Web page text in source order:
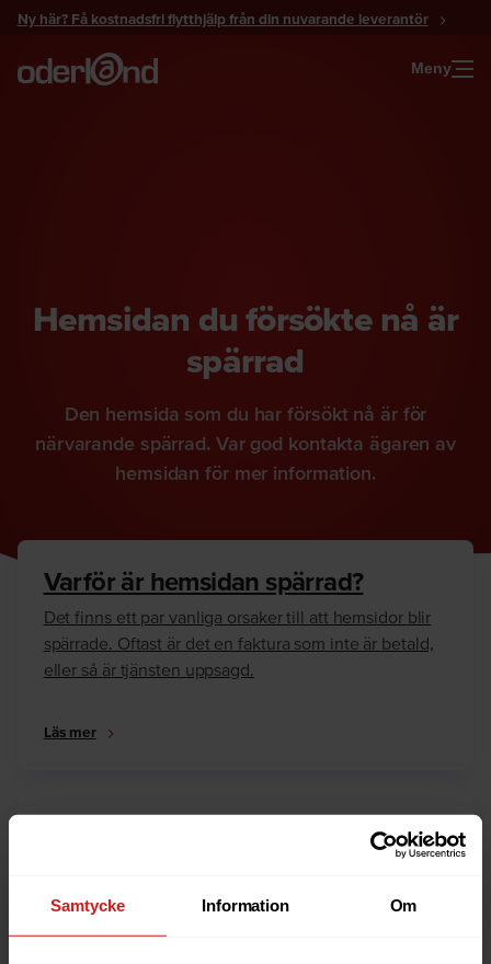
Samtycke Information Om
Gå
innehåll
Ny här? Få kostnadsfri flytthjälp från din nuvarande leverantör
Meny
Hemsidan du försökte nå är
spärrad
Den hemsida som du har försökt nå är för
närvarande spärrad. Var god kontakta ägaren av
hemsidan för mer information.
Varför är hemsidan spärrad?
Det finns ett par vanliga orsaker till att hemsidor blir
spärrade. Oftast är det en faktura som inte är betald,
eller så är tjänsten uppsagd.
Läs mer
Är du ägare till hemsidan eller domännamnet så har
anledningarna till varför en hemsida är spärrad.